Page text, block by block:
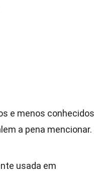
e menos conhecidos
a pena mencionar.
usada em